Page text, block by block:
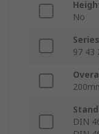
No
Series
97 43
DIN